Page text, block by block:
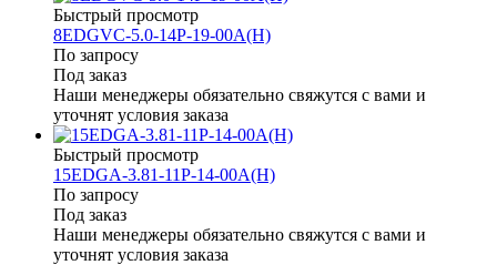
Быстрый просмотр
8EDGVC-5.0-14P-19-00A(H)
По запросу
Под заказ
Наши менеджеры обязательно свяжутся с вами и
уточнят условия заказа
Быстрый просмотр
15EDGA-3.81-11P-14-00A(H)
По запросу
Под заказ
Наши менеджеры обязательно свяжутся с вами и
уточнят условия заказа